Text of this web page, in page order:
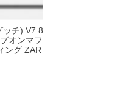
ッチ) V7 8
オンマフ
ング ZAR